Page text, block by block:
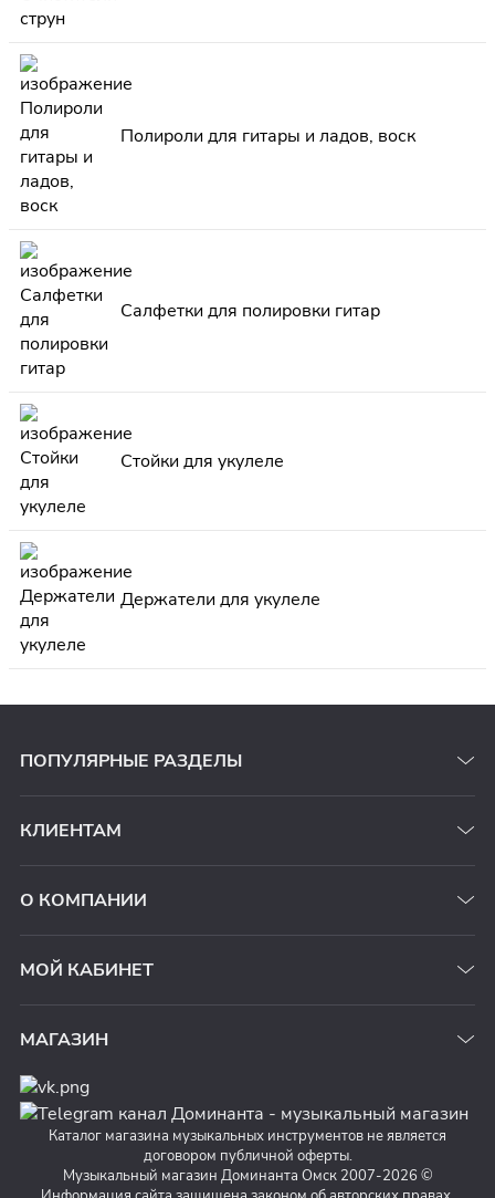
Полироли для гитары и ладов, воск
Салфетки для полировки гитар
Стойки для укулеле
Держатели для укулеле
ПОПУЛЯРНЫЕ РАЗДЕЛЫ
КЛИЕНТАМ
О КОМПАНИИ
МОЙ КАБИНЕТ
МАГАЗИН
Каталог магазина музыкальных инструментов не является
договором публичной оферты.
Музыкальный магазин Доминанта Омск 2007-2026 ©